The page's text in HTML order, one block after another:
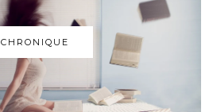
CHRONIQUE